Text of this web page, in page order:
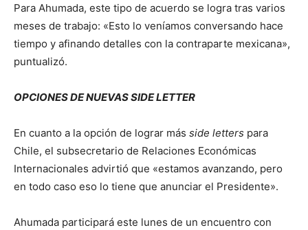
Para Ahumada, este tipo de acuerdo se logra tras varios
meses de trabajo: «Esto lo veníamos conversando hace
tiempo y afinando detalles con la contraparte mexicana»,
puntualizó.
OPCIONES DE NUEVAS SIDE LETTER
En cuanto a la opción de lograr más side letters para
Chile, el subsecretario de Relaciones Económicas
Internacionales advirtió que «estamos avanzando, pero
en todo caso eso lo tiene que anunciar el Presidente».
Ahumada participará este lunes de un encuentro con